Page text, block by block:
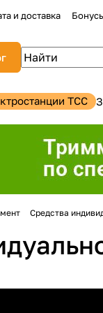
и доставка
TCC
Средства